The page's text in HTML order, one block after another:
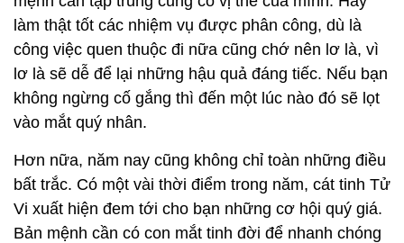
làm thật tốt các nhiệm vụ được phân công, dù là
công việc quen thuộc đi nữa cũng chớ nên lơ là, vì
lơ là sẽ dễ để lại những hậu quả đáng tiếc. Nếu bạn
không ngừng cố gắng thì đến một lúc nào đó sẽ lọt
vào mắt quý nhân.
Hơn nữa, năm nay cũng không chỉ toàn những điều
bất trắc. Có một vài thời điểm trong năm, cát tinh Tử
Vi xuất hiện đem tới cho bạn những cơ hội quý giá.
Bản mệnh cần có con mắt tinh đời để nhanh chóng